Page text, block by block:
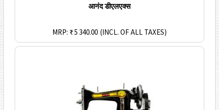
आनंद डीएलएक्स
MRP: ₹ 5 340.00 (INCL. OF ALL TAXES)